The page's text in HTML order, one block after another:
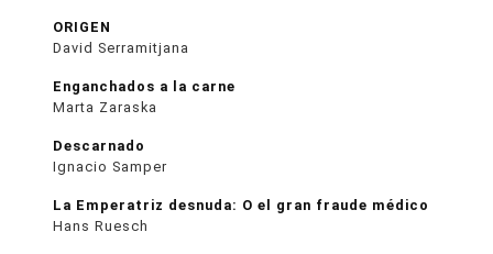
ORIGEN
David Serramitjana
Enganchados a la carne
Marta Zaraska
Descarnado
Ignacio Samper
La Emperatriz desnuda: O el gran fraude médico
Hans Ruesch